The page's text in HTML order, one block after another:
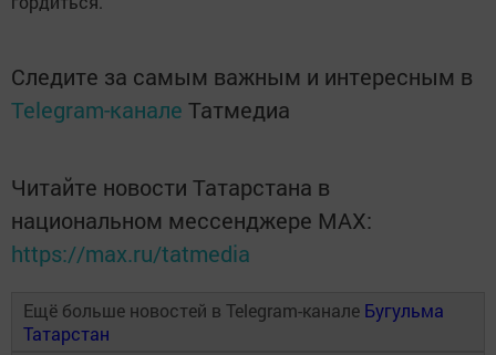
Следите за самым важным и интересным в
Telegram-канале Татмедиа
Читайте новости Татарстана в
национальном мессенджере MАХ:
https://max.ru/tatmedia
Ещё больше новостей в Telegram-канале Бугульма
Татарстан